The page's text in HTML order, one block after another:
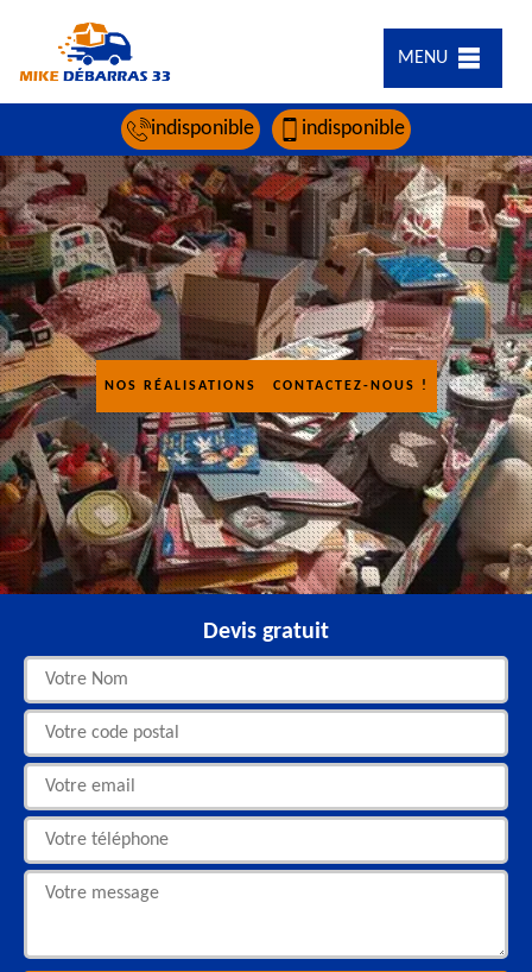
MENU
indisponible indisponible
NOS RÉALISATIONS CONTACTEZ-NOUS !
Devis gratuit